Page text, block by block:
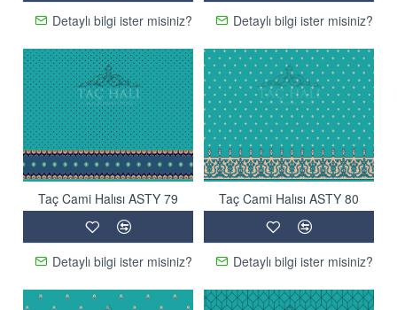
Detaylı bilgi ister misiniz? Detaylı bilgi ister misiniz?
Taç Cami Halısı ASTY 79
Detaylı bilgi ister misiniz?
Taç Cami Halısı ASTY 80
Detaylı bilgi ister misiniz?